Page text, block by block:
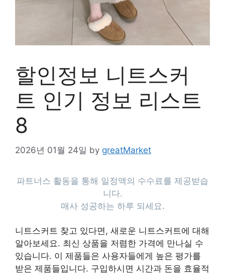
할인정보 니트스커
트 인기 정보 리스트
8
2026년 01월 24일 by greatMarket
파트너스 활동을 통해 일정액의 수수료를 제공받습
니다.
매사 성공하는 하루 되세요.
니트스커트 찾고 있다면, 새로운 니트스커트에 대해
알아보세요. 최신 상품을 저렴한 가격에 만나실 수
있습니다. 이 제품들은 사용자들에게 높은 평가를
받은 제품들입니다. 구입하시면 시간과 돈을 효율적